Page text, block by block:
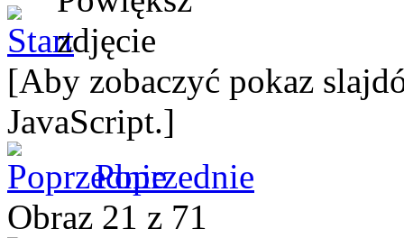
[Aby zobaczyć pokaz
JavaScript.]
Poprzednie
Obraz 21 z 71